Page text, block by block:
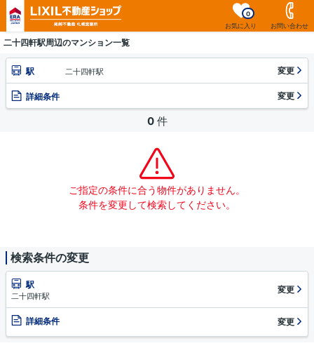
お気に入り
0
お問い合わせ
二十四軒駅周辺のマンション一覧
駅 二十四軒駅 変更
詳細条件 変更
0 件
ご指定の条件に合う物件がありません。
条件を変更して検索してください。
検索条件の変更
駅
二十四軒駅
変更
詳細条件 変更